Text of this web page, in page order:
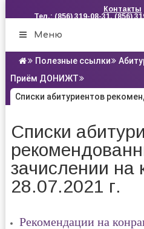
Контакты
Тел.: (856) 319-08-31, (856)
Меню
Полезные ссылки
Приём ДОНИЖТ
Списки абитуриентов
Списки
зачислении на
28.07.2021 г.
Рекомендации на